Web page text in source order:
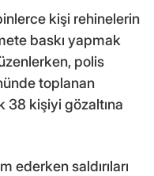
kişi rehinelerin
baskı yapmak
polis
toplanan
38 kişiyi gözaltına
ederken saldırıları